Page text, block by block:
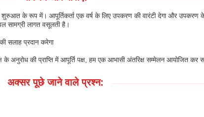
के रूप में। आपूर्तिकर्ता एक वर्ष के लिए उपकरण की वारंटी देगा और
सामग्री लागत वसूलती है।
सलाह प्रदान करेगा
अनुरोध की प्राप्ति में आपूर्ति पक्ष, हम एक आभासी अंतरिक्ष सम्मेलन आयोजित
अक्सर पूछे जाने वाले प्रश्न: